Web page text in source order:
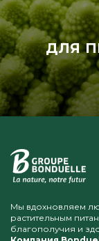
ДЛЯ
Мы вдохновляем
растительным
благополучия и